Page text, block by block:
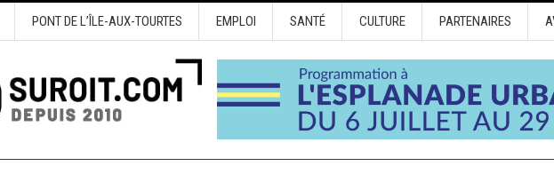
PONT DE L’ÎLE-AUX-TOURTES EMPLOI SANTÉ CULTURE PARTENAIRES